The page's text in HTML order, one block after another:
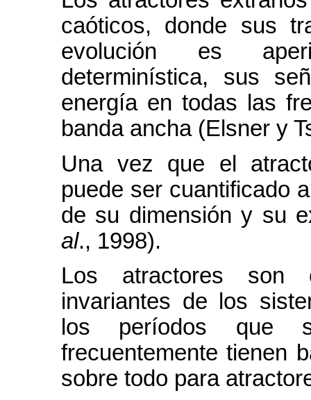
caóticos, donde sus
evolución es
determinística, sus
energía en todas las
banda ancha (Elsner y
Una vez que el
puede ser cuantificado
de su dimensión y su
al., 1998).
Los atractores son
invariantes de los
los períodos que
frecuentemente tienen
sobre todo para